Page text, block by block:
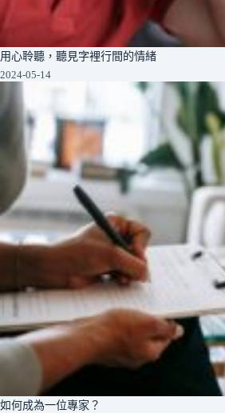
用心聆聽，聽見字裡行間的情緒
2024-05-14
如何成為一位專家？